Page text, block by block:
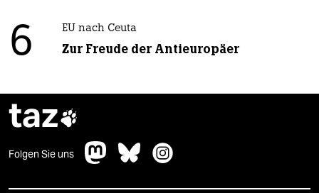
6 EU nach Ceuta
Zur Freude der Antieuropäer
taz
Folgen Sie uns